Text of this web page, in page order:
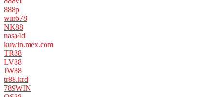
888p
win678
NK88
nasa4d
kuwin.mex.com
TR88
LV88
JW88
tr88.krd
789WIN